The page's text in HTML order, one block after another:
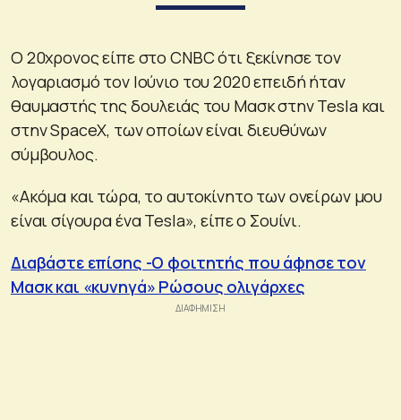
Ο 20χρονος είπε στο CNBC ότι ξεκίνησε τον
λογαριασμό τον Ιούνιο του 2020 επειδή ήταν
θαυμαστής της δουλειάς του Μασκ στην Tesla και
στην SpaceX, των οποίων είναι διευθύνων
σύμβουλος.
«Ακόμα και τώρα, το αυτοκίνητο των ονείρων μου
είναι σίγουρα ένα Tesla», είπε ο Σουίνι.
Διαβάστε επίσης -Ο φοιτητής που άφησε τον
Μασκ και «κυνηγά» Ρώσους ολιγάρχες